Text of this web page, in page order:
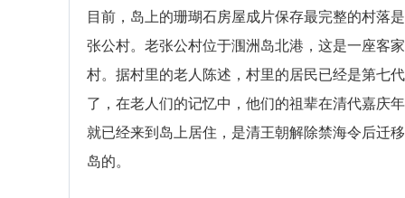
目前，岛上的珊瑚石房屋成片保存最完整的村落
张公村。老张公村位于涠洲岛北港，这是一座客家
村。据村里的老人陈述，村里的居民已经是第七代
了，在老人们的记忆中，他们的祖辈在清代嘉庆
就已经来到岛上居住，是清王朝解除禁海令后迁
岛的。